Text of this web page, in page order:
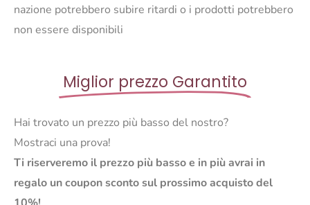
nazione potrebbero subire ritardi o i prodotti potrebbero
non essere disponibili
Miglior prezzo Garantito
Hai trovato un prezzo più basso del nostro?
Mostraci una prova!
Ti riserveremo il prezzo più basso e in più avrai in
regalo un coupon sconto sul prossimo acquisto del